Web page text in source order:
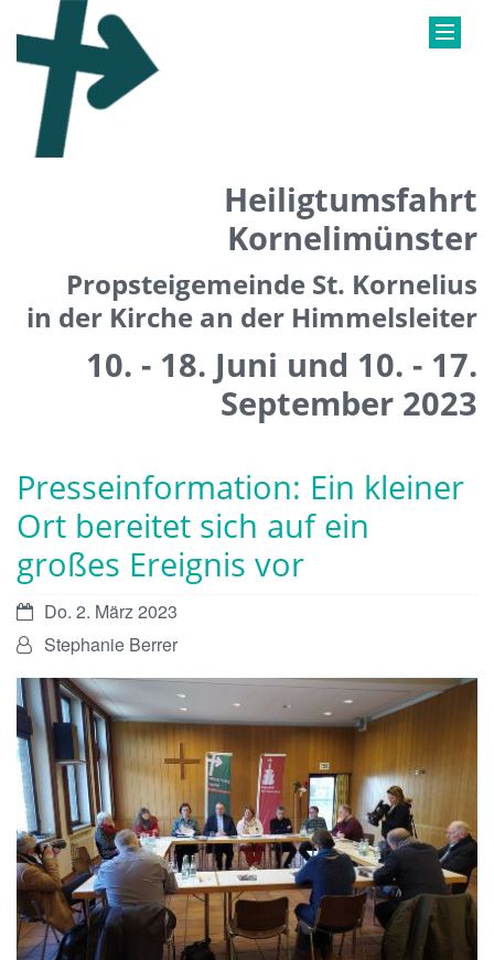
Heiligtumsfahrt
Kornelimünster
Propsteigemeinde St. Kornelius
in der Kirche an der Himmelsleiter
10. - 18. Juni und 10. - 17.
September 2023
Presseinformation: Ein kleiner
Ort bereitet sich auf ein
großes Ereignis vor
Datum:Do. 2. März 2023
Von:Stephanie Berrer